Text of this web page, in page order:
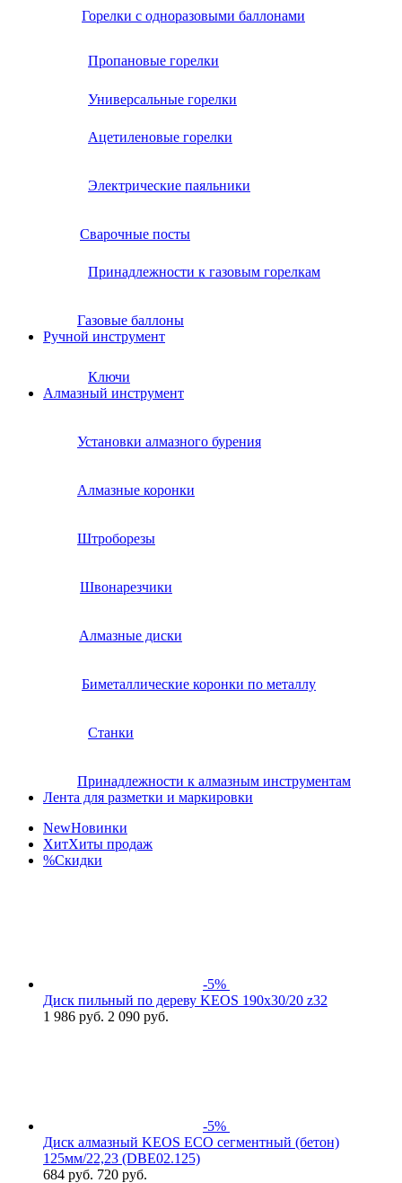
Горелки с одноразовыми баллонами
Пропановые горелки
Универсальные горелки
Ацетиленовые горелки
Электрические паяльники
Сварочные посты
Принадлежности к газовым горелкам
Газовые баллоны
Ручной инструмент
Ключи
Алмазный инструмент
Установки алмазного бурения
Алмазные коронки
Штроборезы
Швонарезчики
Алмазные диски
Биметаллические коронки по металлу
Станки
Принадлежности к алмазным инструментам
Лента для разметки и маркировки
NewНовинки
ХитХиты продаж
%Скидки
-5%
Диск пильный по дереву KEOS 190x30/20 z32
1 986 руб. 2 090 руб.
-5%
Диск алмазный KEOS ECO сегментный (бетон)
125мм/22,23 (DBE02.125)
684 руб. 720 руб.